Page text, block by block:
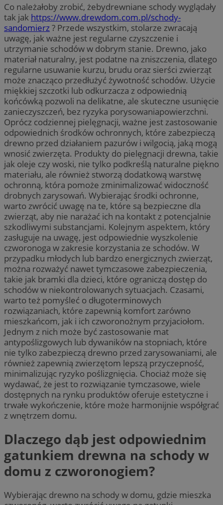
Co należałoby zrobić, żebydrewniane schody wyglądały
tak jak https://www.drewdom.com.pl/schody-
sandomierz? Przede wszystkim, stolarze zwracają
uwagę, jak ważne jest regularne czyszczenie i
utrzymanie schodów w dobrym stanie. Drewno, jako
materiał naturalny, jest podatne na zniszczenia, dlatego
regularne usuwanie kurzu, brudu oraz sierści zwierząt
może znacząco przedłużyć żywotność schodów. Użycie
miękkiej szczotki lub odkurzacza z odpowiednią
końcówką pozwoli na delikatne, ale skuteczne usunięcie
zanieczyszczeń, bez ryzyka porysowaniapowierzchni.
Oprócz codziennej pielęgnacji, ważne jest zastosowanie
odpowiednich środków ochronnych, które zabezpieczą
drewno przed działaniem pazurów i wilgocią, jaką mogą
wnosić zwierzęta. Produkty do pielęgnacji drewna, takie
jak oleje czy woski, nie tylko podkreślą naturalne piękno
materiału, ale również stworzą dodatkową warstwę
ochronną, która pomoże zminimalizować widoczność
drobnych zarysowań. Wybierając środki ochronne,
warto zwrócić uwagę na te, które są bezpieczne dla
zwierząt, aby nie narażać ich na kontakt z potencjalnie
szkodliwymi substancjami. Kolejnym aspektem, który
zasługuje na uwagę, jest odpowiednie wyszkolenie
czworonoga w zakresie korzystania ze schodów. W
przypadku młodych lub bardzo energicznych zwierząt,
można rozważyć nawet tymczasowe zabezpieczenia,
takie jak bramki dla dzieci, które ograniczą dostęp do
schodów w niekontrolowanych sytuacjach. Czasami,
warto też pomyśleć o długoterminowych
rozwiązaniach, które zapewnią komfort zarówno
mieszkańcom, jak i ich czworonożnym przyjaciołom.
Jednym z nich może być zastosowanie mat
antypoślizgowych lub dywaników na stopniach, które
nie tylko zabezpieczą drewno przed zarysowaniami, ale
również zapewnią zwierzętom lepszą przyczepność,
minimalizując ryzyko poślizgnięcia. Chociaż może się
wydawać, że jest to rozwiązanie tymczasowe, wiele
dostępnych na rynku produktów oferuje estetyczne i
trwałe wykończenie, które może harmonijnie współgrać
z wnętrzem domu.
Dlaczego dąb jest odpowiednim
gatunkiem drewna na schody w
domu z czworonogiem?
Wybierając drewno na schody w domu, gdzie mieszka